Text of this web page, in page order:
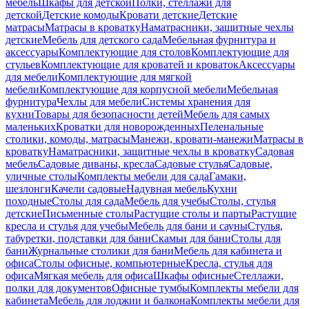
мебель Шкафы для детской Полки, стеллажи для
детскойДетские комодыКровати детскиеДетские
матрасыМатрасы в кроваткуНаматрасники, защитные чехлы
детскиеМебель для детского садаМебельная фурнитура и
аксессуарыКомплектующие для столовКомплектующие для
стульевКомплектующие для кроватей и кроватокАксессуары
для мебелиКомплектующие для мягкой
мебелиКомплектующие для корпусной мебелиМебельная
фурнитураЧехлы для мебелиСистемы хранения для
кухниТовары для безопасности детейМебель для самых
маленькихКроватки для новорожденныхПеленальные
столики, комоды, матрасыМанежи, кровати-манежиМатрасы в
кроваткуНаматрасники, защитные чехлы в кроваткуСадовая
мебельСадовые диваны, креслаСадовые стульяСадовые,
уличные столыКомплекты мебели для садаГамаки,
шезлонгиКачели садовыеНадувная мебельКухни
походныеСтолы для садаМебель для учебыСтолы, стулья
детскиеПисьменные столыРастущие столы и партыРастущие
кресла и стулья для учебыМебель для бани и сауныСтулья,
табуретки, подставки для баниСкамьи для баниСтолы для
баниЖурнальные столики для баниМебель для кабинета и
офисаСтолы офисные, компьютерныеКресла, стулья для
офисаМягкая мебель для офисаШкафы офисныеСтеллажи,
полки для документовОфисные тумбыКомплекты мебели для
кабинетаМебель для лоджии и балконаКомплекты мебели для